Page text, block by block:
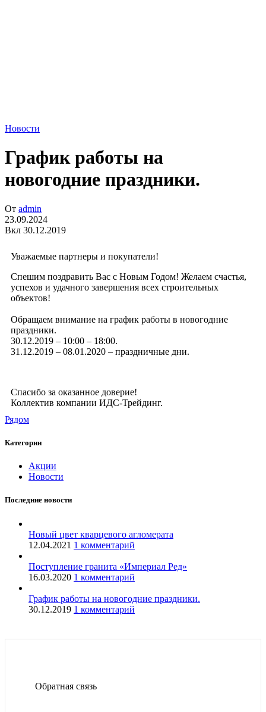
Новости
График работы на
новогодние праздники.
От admin
23.09.2024
Вкл 30.12.2019
Уважаемые партнеры и покупатели!
Спешим поздравить Вас с Новым Годом! Желаем счастья,
успехов и удачного завершения всех строительных
объектов!
Обращаем внимание на график работы в новогодние
праздники.
30.12.2019 – 10:00 – 18:00.
31.12.2019 – 08.01.2020 – праздничные дни.
Спасибо за оказанное доверие!
Коллектив компании ИДС-Трейдинг.
Рядом
Категории
Акции
Новости
Последние новости
Новый цвет кварцевого агломерата
12.04.2021 1 комментарий
Поступление гранита «Империал Ред»
16.03.2020 1 комментарий
График работы на новогодние праздники.
30.12.2019 1 комментарий
Обратная связь